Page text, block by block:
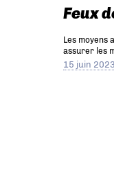
Feux
Les moyens
assurer les
15 juin 2023